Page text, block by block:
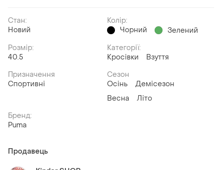
Стан:
Новий
Колір:
Чорний
Зелений
Розмір:
40.5
Категорії:
Кросівки
Взуття
Призначення
Спортивні
Сезон
Осінь
Демісезон
Весна
Літо
Бренд:
Puma
Продавець